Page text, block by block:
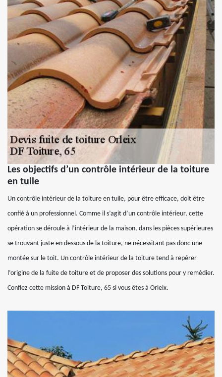
Les objectifs d’un contrôle intérieur de la toiture
en tuile
Un contrôle intérieur de la toiture en tuile, pour être efficace, doit être
confié à un professionnel. Comme il s’agit d’un contrôle intérieur, cette
opération se déroule à l’intérieur de la maison, dans les pièces supérieures
se trouvant juste en dessous de la toiture, ne nécessitant pas donc une
montée sur le toit. Un contrôle intérieur de la toiture tend à repérer
l’origine de la fuite de toiture et de proposer des solutions pour y remédier.
Confiez cette mission à DF Toiture, 65 si vous êtes à Orleix.